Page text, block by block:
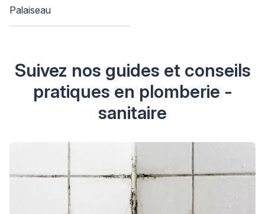
Palaiseau
Suivez nos guides et conseils
pratiques en plomberie -
sanitaire